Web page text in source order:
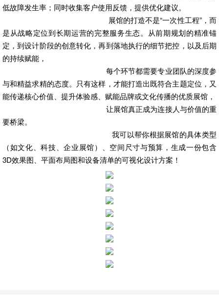
低故障发生率；同时收集客户使用反馈，提供优化建议。
展馆的打造不是“一次性工程”，而
是从战略定位到长期运营的完整服务生态。从前期规划的精准锚
定，到设计阶段的创意转化，再到落地执行的细节把控，以及后期
的持续赋能，
每个环节都需要专业团队的深度参
与和精益求精的态度。只有这样，才能打造出既符合主题定位，又
能传递核心价值、提升体验感、赋能品牌或文化传播的优质展馆，
让展馆真正成为连接人与价值的重
要桥梁。
我可以帮你根据展馆的具体类型
（如文化、科技、企业展馆）、空间尺寸与预算，生成一份包含
3D效果图、平面布局图和设备清单的可视化设计方案！